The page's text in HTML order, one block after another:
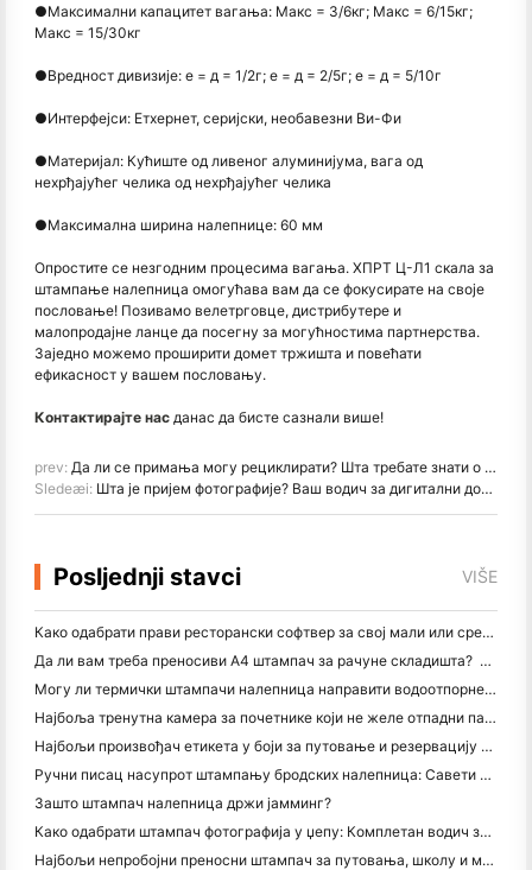
●Максимални капацитет вагања: Макс = 3/6кг; Макс = 6/15кг;
Макс = 15/30кг
●Вредност дивизије: е = д = 1/2г; е = д = 2/5г; е = д = 5/10г
●Интерфејси: Етхернет, серијски, необавезни Ви-Фи
●Материјал: Кућиште од ливеног алуминијума, вага од
нехрђајућег челика од нехрђајућег челика
●Максимална ширина налепнице: 60 мм
Опростите се незгодним процесима вагања. ХПРТ Ц-Л1 скала за
штампање налепница омогућава вам да се фокусирате на своје
пословање! Позивамо велетрговце, дистрибутере и
малопродајне ланце да посегну за могућностима партнерства.
Заједно можемо проширити домет тржишта и повећати
ефикасност у вашем пословању.
Контактирајте нас данас да бисте сазнали више!
prev: Да ли се примања могу рециклирати? Шта требате знати о топлотном папиру
Sledeæi: Шта је пријем фотографије? Ваш водич за дигитални доказ куповине
Posljednji stavci VIŠE
Како одабрати прави ресторански софтвер за свој мали или средњи ресторан
Да ли вам треба преносиви А4 штампач за рачуне складишта? Шта заправо ради
Могу ли термички штампачи налепница направити водоотпорне налепнице за мале пословне производе?
Најбоља тренутна камера за почетнике који не желе отпадни папир
Најбољи произвођач етикета у боји за путовање и резервацију текста: Додајте више боја свакој страници
Ручни писац насупрот штампању бродских налепница: Савети за мала предузећа у 2026. години
Зашто штампач налепница држи јамминг?
Како одабрати штампач фотографија у џепу: Комплетан водич за кориснике путовања, путовања и иПхонеа
Најбољи непробојни преносни штампач за путовања, школу и мобилне радове: Ханин МТ620 Про Ревиев